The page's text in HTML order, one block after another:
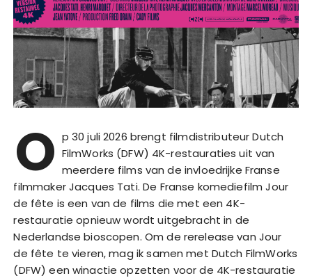
O p 30 juli 2026 brengt filmdistributeur Dutch
FilmWorks (DFW) 4K-restauraties uit van
meerdere films van de invloedrijke Franse
filmmaker Jacques Tati. De Franse komediefilm Jour
de fête is een van de films die met een 4K-
restauratie opnieuw wordt uitgebracht in de
Nederlandse bioscopen. Om de rerelease van Jour
de fête te vieren, mag ik samen met Dutch FilmWorks
(DFW) een winactie opzetten voor de 4K-restauratie